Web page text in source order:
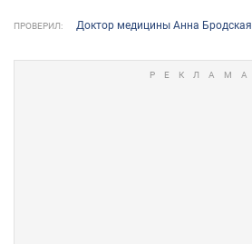
ПРОВЕРИЛ: Доктор медицины Анна Бродская